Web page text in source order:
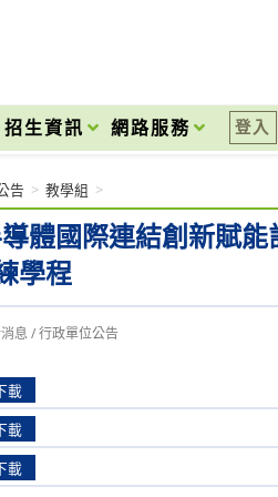
招生資訊 網路服務 登入
體國際連結創新賦
學程
告 > 教學組 >
息 / 行政單位公告
載
載
載